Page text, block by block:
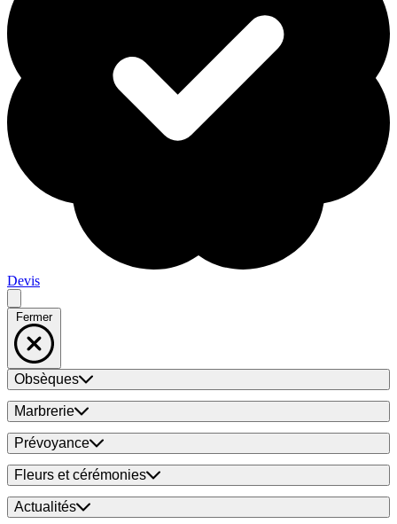
Devis
Fermer
Obsèques
Marbrerie
Prévoyance
Fleurs et cérémonies
Actualités